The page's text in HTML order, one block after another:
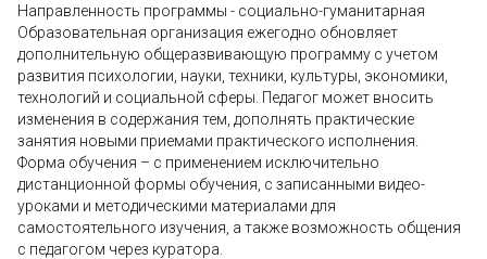
Направленность программы - социально-гуманитарная
Образовательная организация ежегодно обновляет
дополнительную общеразвивающую программу с учетом
развития психологии, науки, техники, культуры, экономики,
технологий и социальной сферы. Педагог может вносить
изменения в содержания тем, дополнять практические
занятия новыми приемами практического исполнения.
Форма обучения – с применением исключительно
дистанционной формы обучения, с записанными видео-
уроками и методическими материалами для
самостоятельного изучения, а также возможность общения
с педагогом через куратора.